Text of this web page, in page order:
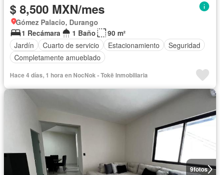
$ 8,500 MXN/mes
Gómez Palacio, Durango
1 Recámara
1 Baño
90 m²
Jardín
Cuarto de servicio Estacionamiento
Seguridad
Completamente amueblado
Hace 4 días, 1 hora en NocNok - Tokë Inmobiliaria
9fotos